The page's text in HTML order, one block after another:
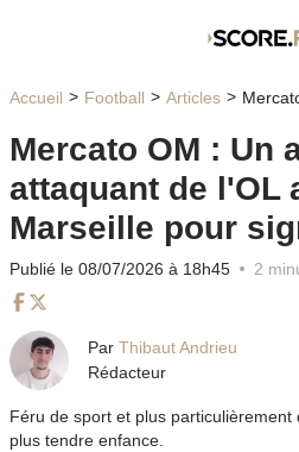
Accueil Football Articles Mercato OM :
Mercato OM : Un
attaquant de l'OL
Marseille pour
Publié le 08/07/2026 à 18h45 2
Par Thibaut Andrieu
Rédacteur
Féru de sport et plus particulièrement
plus tendre enfance.